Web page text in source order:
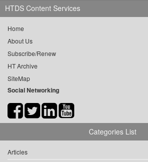
HTDS Content Services
Home
About Us
Subscribe/Renew
HT Archive
SiteMap
Social Networking
Categories List
Articles